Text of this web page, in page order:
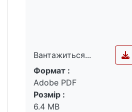
Вантажиться...
Вантажиться...
Формат :
Adobe PDF
Розмір :
6.4 MB